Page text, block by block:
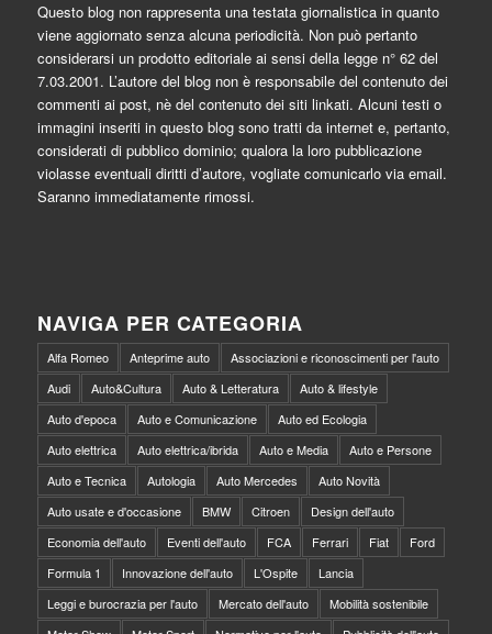
Questo blog non rappresenta una testata giornalistica in quanto
viene aggiornato senza alcuna periodicità. Non può pertanto
considerarsi un prodotto editoriale ai sensi della legge n° 62 del
7.03.2001. L’autore del blog non è responsabile del contenuto dei
commenti ai post, nè del contenuto dei siti linkati. Alcuni testi o
immagini inseriti in questo blog sono tratti da internet e, pertanto,
considerati di pubblico dominio; qualora la loro pubblicazione
violasse eventuali diritti d’autore, vogliate comunicarlo via email.
Saranno immediatamente rimossi.
NAVIGA PER CATEGORIA
Alfa Romeo Anteprime auto
Associazioni e riconoscimenti per l'auto
Audi
Auto&Cultura Auto & Letteratura
Auto & lifestyle
Auto d'epoca
Auto e Comunicazione
Auto ed Ecologia
Auto elettrica
Auto elettrica/ibrida Auto e Media
Auto e Persone
Auto e Tecnica
Autologia Auto Mercedes
Auto Novità
Auto usate e d'occasione
BMW Citroen
Design dell'auto
Economia dell'auto
Eventi dell'auto FCA Ferrari Fiat
Ford
Formula 1
Innovazione dell'auto L'Ospite
Lancia
Leggi e burocrazia per l'auto
Mercato dell'auto
Mobilità sostenibile